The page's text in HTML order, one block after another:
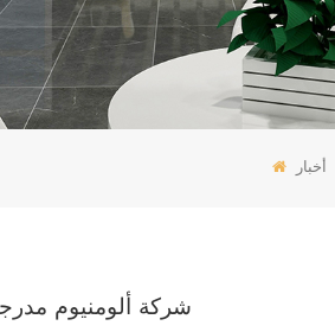
أخبار
11 شركة ألومنيوم